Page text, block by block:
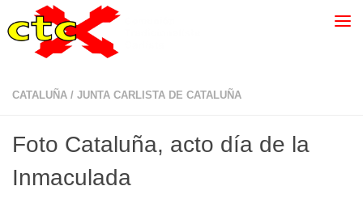
CATALUÑA / JUNTA CARLISTA DE CATALUÑA
Foto Cataluña, acto día de la
Inmaculada